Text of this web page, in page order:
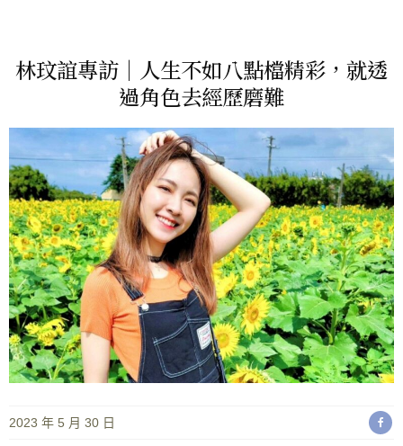
林玟誼專訪｜人生不如八點檔精彩，就透
過角色去經歷磨難
2023 年 5 月 30 日